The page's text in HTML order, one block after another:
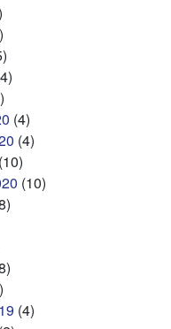
(4)
(4)
(10)
(10)
(4)